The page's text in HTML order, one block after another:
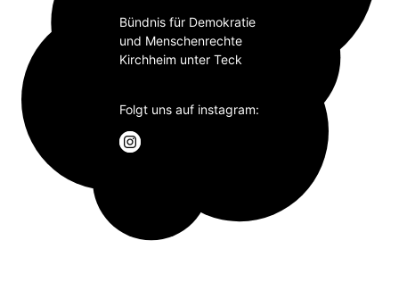
Bündnis für Demokratie
und Menschenrechte
Kirchheim unter Teck
Folgt uns auf instagram: